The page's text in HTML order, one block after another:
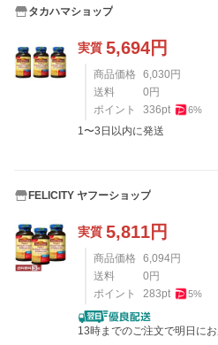
タカハマショップ
実質 5,694円
商品価格 6,030 円
送料
0 円
ポイント
336pt 6%
1〜3日以内に発送
FELICITY ヤフーショップ
実質 5,811円
商品価格 6,094円
送料
0 円
ポイント
283pt 5%
13時までのご注文で明日にお